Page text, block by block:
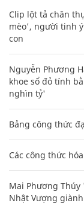
Clip lột tả chân
mèo', người tinh
con
Nguyễn Phương
khoe sổ đỏ tính
nghìn tỷ'
Bảng công thức
Các công thức
Mai Phương
Nhật Vượng